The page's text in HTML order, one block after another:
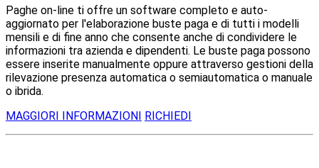
Paghe on-line ti offre un software completo e auto-
aggiornato per l'elaborazione buste paga e di tutti i modelli
mensili e di fine anno che consente anche di condividere le
informazioni tra azienda e dipendenti. Le buste paga possono
essere inserite manualmente oppure attraverso gestioni della
rilevazione presenza automatica o semiautomatica o manuale
o ibrida.
MAGGIORI INFORMAZIONI RICHIEDI